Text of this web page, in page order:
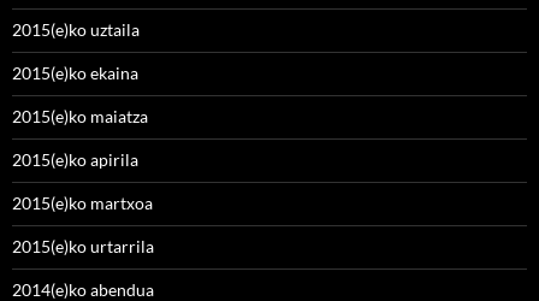
2015(e)ko uztaila
2015(e)ko ekaina
2015(e)ko maiatza
2015(e)ko apirila
2015(e)ko martxoa
2015(e)ko urtarrila
2014(e)ko abendua